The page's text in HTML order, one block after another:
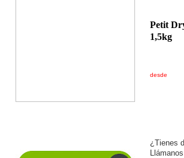
Petit
1,5kg
desde
¿Tienes